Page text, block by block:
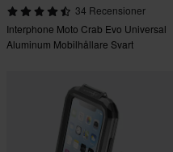
34 Recensioner
Interphone Moto Crab Evo Universal
Aluminum Mobilhållare Svart